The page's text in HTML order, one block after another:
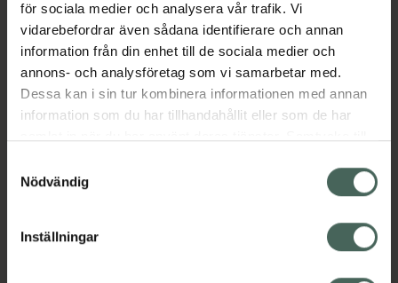
för sociala medier och analysera vår trafik. Vi
vidarebefordrar även sådana identifierare och annan
information från din enhet till de sociala medier och
annons- och analysföretag som vi samarbetar med.
Dessa kan i sin tur kombinera informationen med annan
information som du har tillhandahållit eller som de har
återkalla ditt samtycke via webbplatsens
cookieinställningar. Ett återkallat samtycke påverkar inte
lagligheten av behandling som skett innan återkallelsen.
Nödvändig
Inställningar
Läs alltid bipacksedeln innan
användning.
EAN:05712440011625
Visa